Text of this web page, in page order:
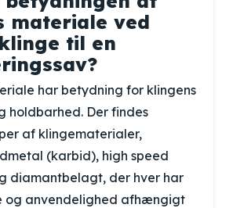
materiale ved
til en
har betydning for klingens
holdbarhed. Der findes
af klingematerialer,
(karbid), high speed
diamantbelagt, der hver har
og anvendelighed afhængigt